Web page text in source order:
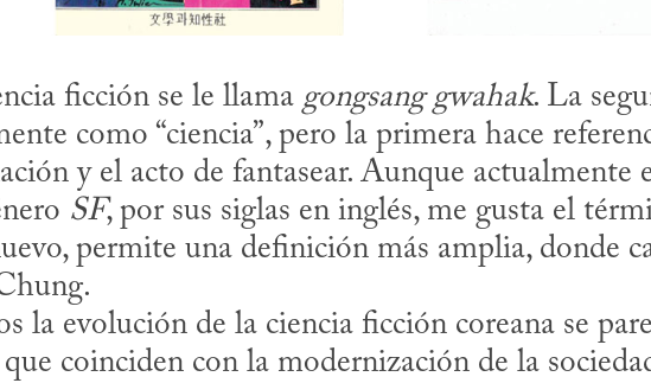
ficción se le llama gongsang gwahak. La
como “ciencia”, pero la primera hace
y el acto de fantasear. Aunque actualmente
SF, por sus siglas en inglés, me gusta el
permite una definición más amplia, donde
coinciden con la modernización de la